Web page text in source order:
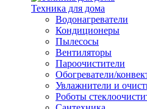
Техника для дома
Водонагреватели
Кондиционеры
Пылесосы
Вентиляторы
Пароочистители
Обогреватели/
Увлажнители и
Роботы